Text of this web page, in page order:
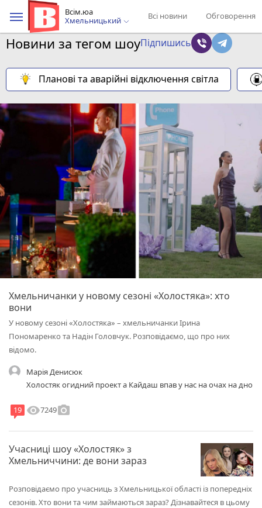
Всім.юа
Хмельницький
Всі новини Обговорення
Новини за тегом шоуПідпишись
Планові та аварійні відключення світла
Хмельничанки у новому сезоні «Холостяка»: хто
вони
У новому сезоні «Холостяка» – хмельничанки Ірина
Пономаренко та Надін Головчук. Розповідаємо, що про них
відомо.
Марія Денисюк
Холостяк огидний проект а Кайдаш впав у нас на очах на дно
19 visibility7249photo_camera
Учасниці шоу «Холостяк» з
Хмельниччини: де вони зараз
Розповідаємо про учасниць з Хмельницької області із попередніх
сезонів. Хто вони та чим займаються зараз? Дізнавайтеся в цьому